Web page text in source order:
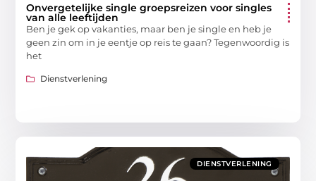
Onvergetelijke single groepsreizen voor singles
van alle leeftijden
Ben je gek op vakanties, maar ben je single en heb je
geen zin om in je eentje op reis te gaan? Tegenwoordig is
het
Dienstverlening
DIENSTVERLENING